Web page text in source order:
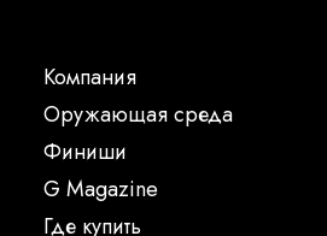
Компания
Oружающая среда
Финиши
G Magazine
Где купить